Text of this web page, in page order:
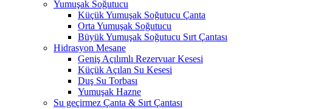
Yumuşak Soğutucu
Küçük Yumuşak Soğutucu Çanta
Orta Yumuşak Soğutucu
Büyük Yumuşak Soğutucu Sırt Çantası
Hidrasyon Mesane
Geniş Açılımlı Rezervuar Kesesi
Küçük Açılan Su Kesesi
Duş Su Torbası
Yumuşak Hazne
Su geçirmez Çanta & Sırt Çantası